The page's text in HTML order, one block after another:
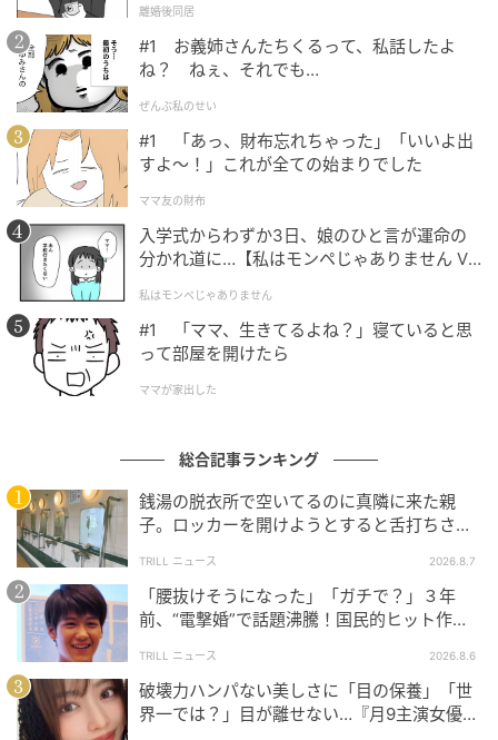
Yukako Hiramatsu
おから入りポークハンバーグ
関口 絢子さんのレシピ
ふんわりジューシーなおから入りハンバーグは、大人
も子どもも喜ぶメインに。マスタードを効かせた濃厚
なケチャップソースで満足感アップ。冷凍して作り置
きしておけば、レンジで温めて詰めるだけでOK。
メイン材料／豚赤身ひき肉、おから、玉ねぎなど
離婚後同居
#1 お義姉さんたちくるって、私話したよ
ね？ ねぇ、それでも…
ぜんぶ私のせい
#1 「あっ、財布忘れちゃった」「いいよ出
すよ〜！」これが全ての始まりでした
ママ友の財布
入学式からわずか3日、娘のひと言が運命の
分かれ道に…【私はモンペじゃありません Vo
私はモンペじゃありません
#1 「ママ、生きてるよね？」寝ていると思
って部屋を開けたら
ママが家出した
総合記事ランキング
銭湯の脱衣所で空いてるのに真隣に来た親
子。ロッカーを開けようとすると舌打ちさ
中で拍手」
TRILL ニュース 2026.8.7
「腰抜けそうになった」「ガチで？」３年
前、“電撃婚”で話題沸騰！国民的ヒット作
TRILL ニュース 2026.8.6
破壊力ハンパない美しさに「目の保養」「世
界一では？」目が離せない…『月9主演女優